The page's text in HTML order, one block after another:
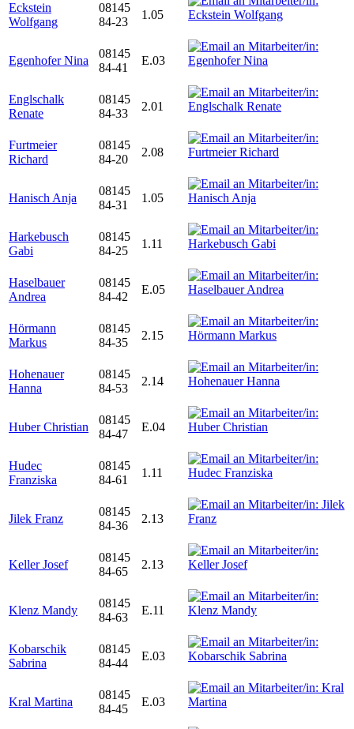
Eckstein
Wolfgang
08145
84-23
1.05
Egenhofer Nina
08145
84-41
E.03
Englschalk
Renate
08145
84-33
2.01
Furtmeier
Richard
08145
84-20
2.08
Hanisch Anja
08145
84-31
1.05
Harkebusch
Gabi
08145
84-25
1.11
Haselbauer
Andrea
08145
84-42
E.05
Hörmann
Markus
08145
84-35
2.15
Hohenauer
Hanna
08145
84-53
2.14
Huber Christian
08145
84-47
E.04
Hudec
Franziska
08145
84-61
1.11
Jilek Franz
08145
84-36
2.13
Keller Josef
08145
84-65
2.13
Klenz Mandy
08145
84-63
E.11
Kobarschik
Sabrina
08145
84-44
E.03
Kral Martina
08145
84-45
E.03